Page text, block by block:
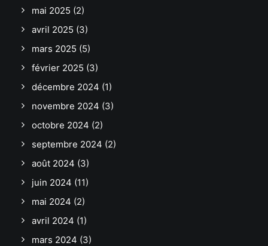
mai 2025 (2)
avril 2025 (3)
mars 2025 (5)
février 2025 (3)
décembre 2024 (1)
novembre 2024 (3)
octobre 2024 (2)
septembre 2024 (2)
août 2024 (3)
juin 2024 (11)
mai 2024 (2)
avril 2024 (1)
mars 2024 (3)